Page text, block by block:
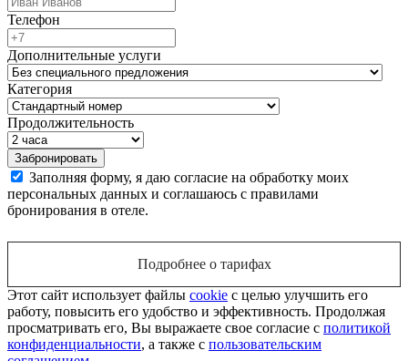
Телефон
Дополнительные услуги
Категория
Продолжительность
Заполняя форму, я даю согласие на обработку моих
персональных данных и соглашаюсь с правилами
бронирования в отеле.
Подробнее о тарифах
Этот сайт использует файлы cookie с целью улучшить его
работу, повысить его удобство и эффективность. Продолжая
просматривать его, Вы выражаете свое согласие с политикой
конфиденциальности, а также с пользовательским